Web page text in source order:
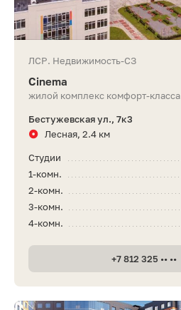
ЛСР. Недвижимость-СЗ
Cinema
жилой комплекс комфорт-класса
Бестужевская ул., 7к3
Лесная, 2.4 км
Студии
1-комн.
2-комн.
3-комн.
4-комн.
+7 812 325 •• ••